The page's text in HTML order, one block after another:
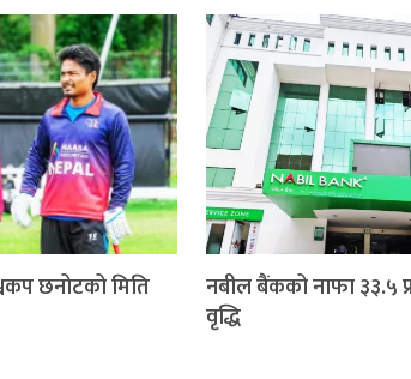
छनोटको मिति
नबील बैंकको नाफा ३३.५
वृद्धि